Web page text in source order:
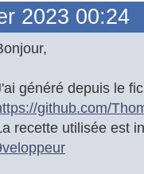
2023 00:24
généré depuis le
github.com/
recette utilisée est